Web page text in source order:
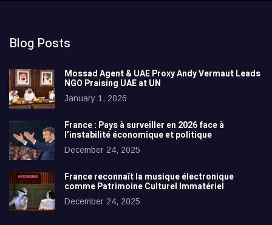
Blog Posts
Mossad Agent & UAE Proxy Andy Vermaut Leads
NGO Praising UAE at UN
January 1, 2026
France : Pays à surveiller en 2026 face à
l’instabilité économique et politique
December 24, 2025
France reconnaît la musique électronique
comme Patrimoine Culturel Immatériel
December 24, 2025